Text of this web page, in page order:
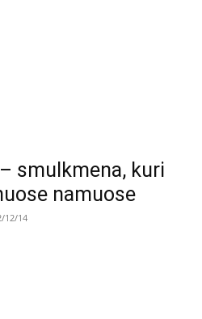
smulkmena, kuri
namuose
12/14